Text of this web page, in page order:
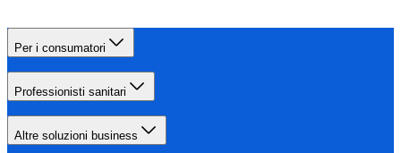
Per i consumatori
Professionisti sanitari
Altre soluzioni business